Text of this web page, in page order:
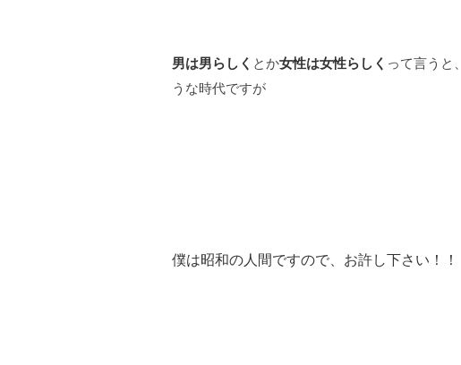
男は男らしく とか女性は女性らしく って言うと
うな時代ですが
僕は昭和の人間ですので、お許し下さい！！